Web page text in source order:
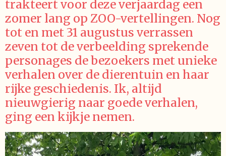
trakteert voor deze verjaardag een
zomer lang op ZOO-vertellingen. Nog
tot en met 31 augustus verrassen
zeven tot de verbeelding sprekende
personages de bezoekers met unieke
verhalen over de dierentuin en haar
rijke geschiedenis. Ik, altijd
nieuwgierig naar goede verhalen,
ging een kijkje nemen.